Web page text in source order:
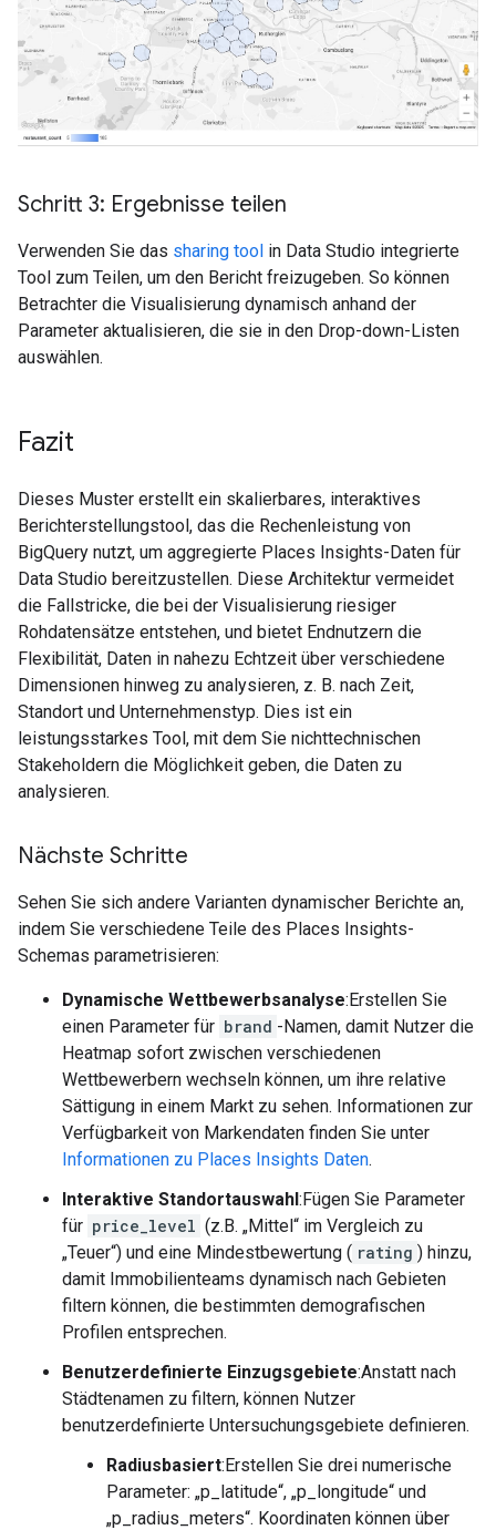
Schritt 3: Ergebnisse teilen
Verwenden Sie das sharing tool in Data Studio integrierte
Tool zum Teilen, um den Bericht freizugeben. So können
Betrachter die Visualisierung dynamisch anhand der
Parameter aktualisieren, die sie in den Drop-down-Listen
auswählen.
Fazit
Dieses Muster erstellt ein skalierbares, interaktives
Berichterstellungstool, das die Rechenleistung von
BigQuery nutzt, um aggregierte Places Insights-Daten für
Data Studio bereitzustellen. Diese Architektur vermeidet
die Fallstricke, die bei der Visualisierung riesiger
Rohdatensätze entstehen, und bietet Endnutzern die
Flexibilität, Daten in nahezu Echtzeit über verschiedene
Dimensionen hinweg zu analysieren, z. B. nach Zeit,
Standort und Unternehmenstyp. Dies ist ein
leistungsstarkes Tool, mit dem Sie nichttechnischen
Stakeholdern die Möglichkeit geben, die Daten zu
analysieren.
Nächste Schritte
Sehen Sie sich andere Varianten dynamischer Berichte an,
indem Sie verschiedene Teile des Places Insights-
Schemas parametrisieren:
Dynamische Wettbewerbsanalyse:Erstellen Sie
einen Parameter für brand -Namen, damit Nutzer die
Heatmap sofort zwischen verschiedenen
Wettbewerbern wechseln können, um ihre relative
Sättigung in einem Markt zu sehen. Informationen zur
Verfügbarkeit von Markendaten finden Sie unter
Informationen zu Places Insights Daten.
Interaktive Standortauswahl:Fügen Sie Parameter
für price_level (z.B. „Mittel“ im Vergleich zu
„Teuer“) und eine Mindestbewertung ( rating ) hinzu,
damit Immobilienteams dynamisch nach Gebieten
filtern können, die bestimmten demografischen
Profilen entsprechen.
Benutzerdefinierte Einzugsgebiete:Anstatt nach
Städtenamen zu filtern, können Nutzer
benutzerdefinierte Untersuchungsgebiete definieren.
Radiusbasiert:Erstellen Sie drei numerische
Parameter: „p_latitude“, „p_longitude“ und
„p_radius_meters“. Koordinaten können über